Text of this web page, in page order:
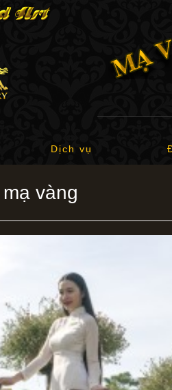
Dịch vụ
vàng